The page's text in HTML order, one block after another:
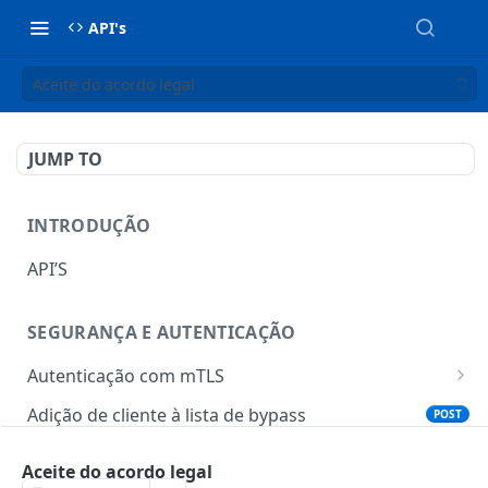
API's
Aceite do acordo legal
JUMP TO
INTRODUÇÃO
API’S
SEGURANÇA E AUTENTICAÇÃO
Autenticação com mTLS
Token para gerar certificado mTLS
POST
Adição de cliente à lista de bypass POST
TOTP
Aceite do acordo legal